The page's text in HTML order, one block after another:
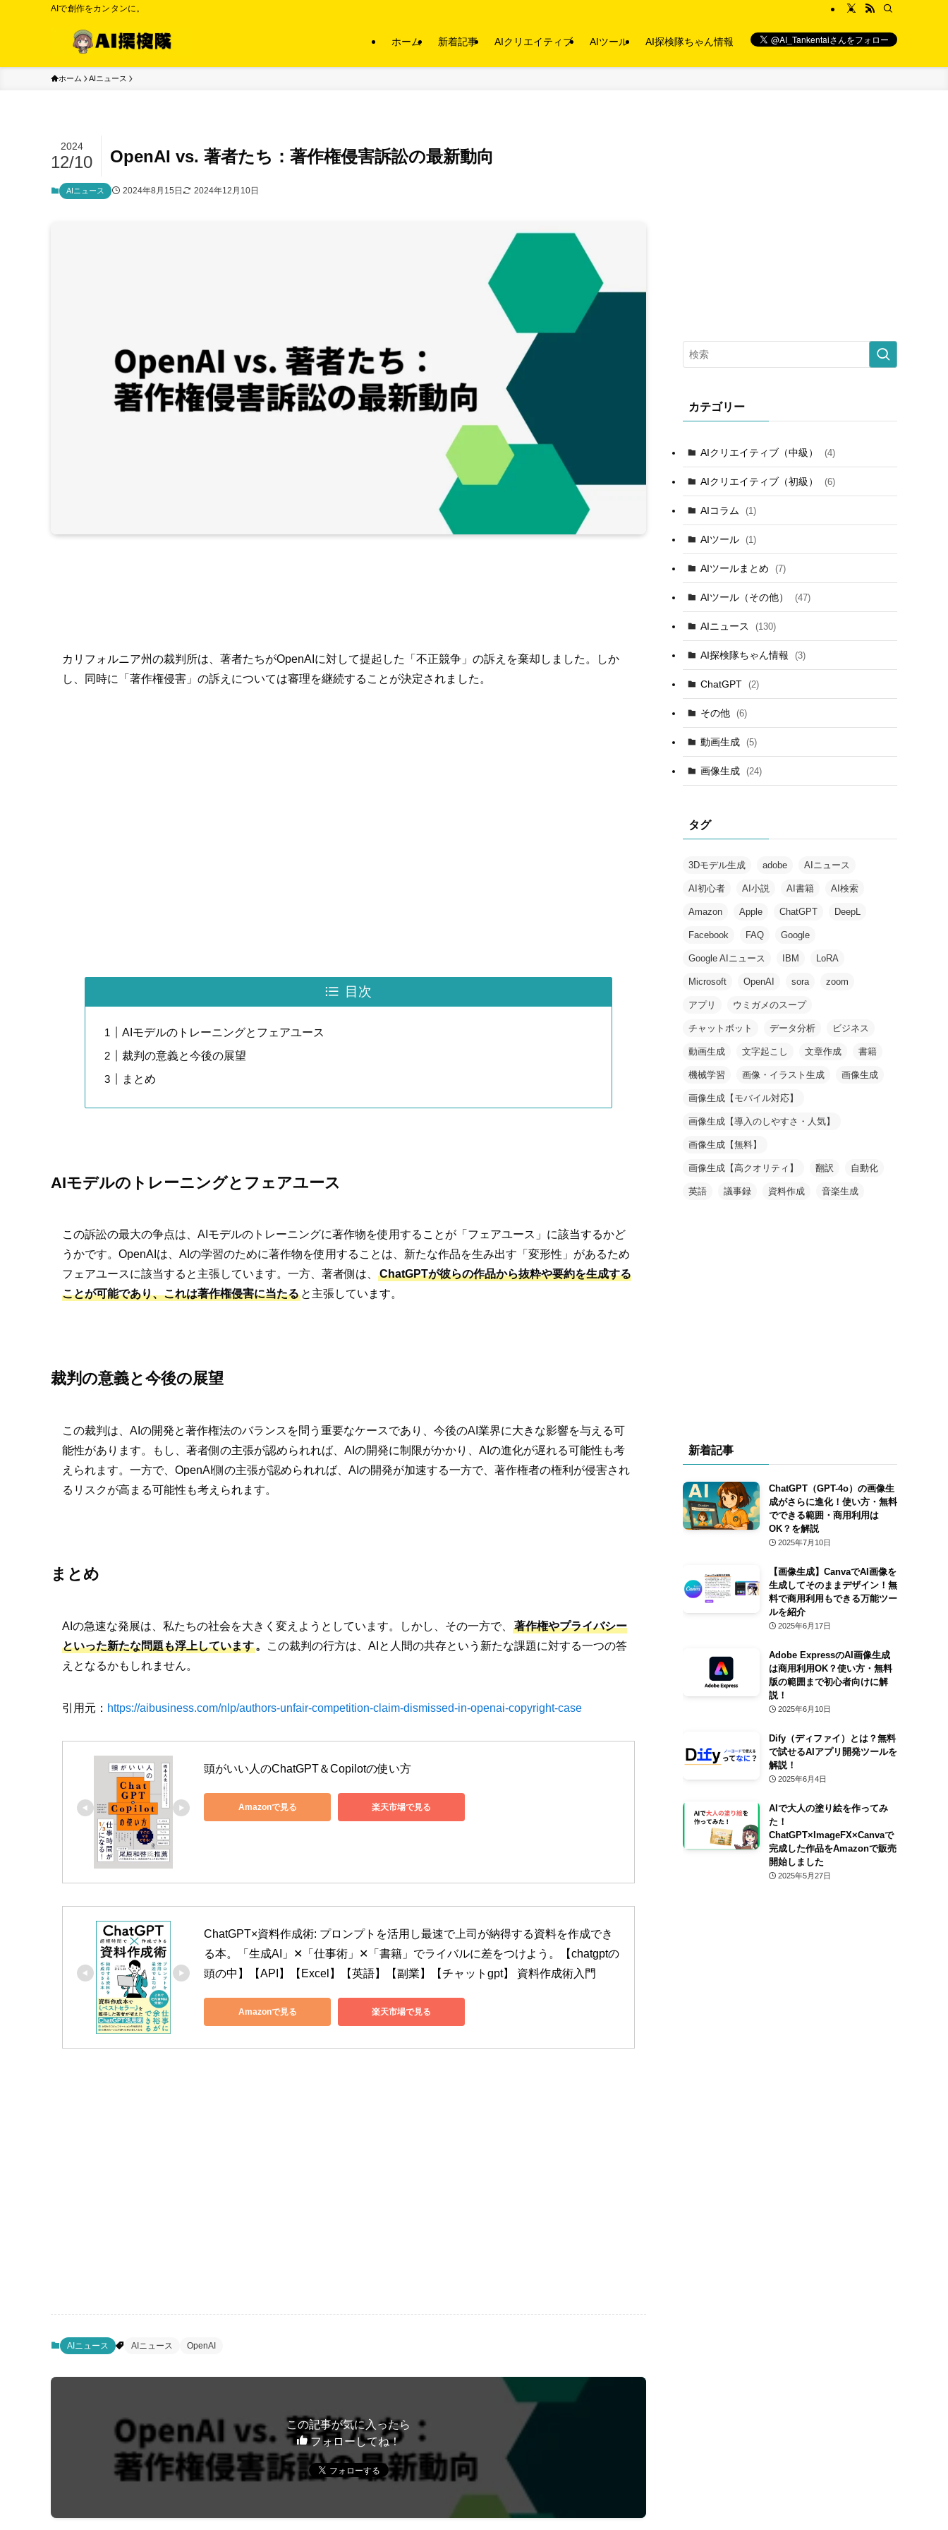
AIで創作をカンタンに。
ホーム 新着記事 AIクリエイティブ AIツール AI探検隊ちゃん情報
ホーム AIニュース
OpenAI vs. 著者たち：著作権侵害訴訟の最新動向
2024
12/10
AIニュース 2024年8月15日 2024年12月10日
カリフォルニア州の裁判所は、著者たちがOpenAIに対して提起した「不正競争」の訴えを棄却しました。しか
し、同時に「著作権侵害」の訴えについては審理を継続することが決定されました。
目次
AIモデルのトレーニングとフェアユース
裁判の意義と今後の展望
まとめ
AIモデルのトレーニングとフェアユース
この訴訟の最大の争点は、AIモデルのトレーニングに著作物を使用することが「フェアユース」に該当するかど
うかです。OpenAIは、AIの学習のために著作物を使用することは、新たな作品を生み出す「変形性」があるため
フェアユースに該当すると主張しています。一方、著者側は、
ChatGPTが彼らの作品から抜粋や要約を生成する
ことが可能であり、これは著作権侵害に当たる と主張しています。
裁判の意義と今後の展望
この裁判は、AIの開発と著作権法のバランスを問う重要なケースであり、今後のAI業界に大きな影響を与える可
能性があります。もし、著者側の主張が認められれば、AIの開発に制限がかかり、AIの進化が遅れる可能性も考
えられます。一方で、OpenAI側の主張が認められれば、AIの開発が加速する一方で、著作権者の権利が侵害され
るリスクが高まる可能性も考えられます。
まとめ
AIの急速な発展は、私たちの社会を大きく変えようとしています。しかし、その一方で、
著作権やプライバシー
といった新たな問題も浮上しています。
この裁判の行方は、AIと人間の共存という新たな課題に対する一つの答
えとなるかもしれません。
引用元： https://aibusiness.com/nlp/authors-unfair-competition-claim-dismissed-in-openai-copyright-case
頭がいい人のChatGPT＆Copilotの使い方
Amazonで見る 楽天市場で見る
ChatGPT×資料作成術: プロンプトを活用し最速で上司が納得する資料を作成でき
る本。「生成AI」✕「仕事術」✕「書籍」でライバルに差をつけよう。【chatgptの
頭の中】【API】【Excel】【英語】【副業】【チャットgpt】 資料作成術入門
Amazonで見る 楽天市場で見る
AIニュース AIニュース OpenAI
この記事が気に入ったら
フォローしてね！
カテゴリー
AIクリエイティブ（中級） (4)
AIクリエイティブ（初級） (6)
AIコラム (1)
AIツール (1)
AIツールまとめ (7)
AIツール（その他） (47)
AIニュース (130)
AI探検隊ちゃん情報 (3)
ChatGPT (2)
その他 (6)
動画生成 (5)
画像生成 (24)
タグ
3Dモデル生成 adobe AIニュース
AI初心者 AI小説 AI書籍 AI検索
Amazon Apple ChatGPT DeepL
Facebook FAQ Google
Google AIニュース IBM LoRA
Microsoft OpenAI sora zoom
アプリ ウミガメのスープ
チャットボット データ分析 ビジネス
動画生成 文字起こし 文章作成 書籍
機械学習 画像・イラスト生成 画像生成
画像生成【モバイル対応】
画像生成【導入のしやすさ・人気】
画像生成【無料】
画像生成【高クオリティ】 翻訳 自動化
英語 議事録 資料作成 音楽生成
新着記事
ChatGPT（GPT-4o）の画像生
成がさらに進化！使い方・無料
でできる範囲・商用利用は
OK？を解説
2025年7月10日
【画像生成】CanvaでAI画像を
生成してそのままデザイン！無
料で商用利用もできる万能ツー
ルを紹介
2025年6月17日
Adobe ExpressのAI画像生成
は商用利用OK？使い方・無料
版の範囲まで初心者向けに解
説！
2025年6月10日
Dify（ディファイ）とは？無料
で試せるAIアプリ開発ツールを
解説！
2025年6月4日
AIで大人の塗り絵を作ってみ
た！
ChatGPT×ImageFX×Canvaで
完成した作品をAmazonで販売
開始しました
2025年5月27日